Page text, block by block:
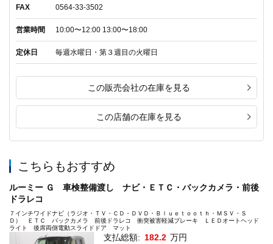
FAX 0564-33-3502
営業時間 10:00〜12:00 13:00〜18:00
定休日 毎週水曜日・第３週目の火曜日
この販売会社の在庫を見る
この店舗の在庫を見る
こちらもおすすめ
ルーミー Ｇ 車検整備渡し ナビ・ＥＴＣ・バックカメラ・前後
ドラレコ
７インチワイドナビ（ラジオ・ＴＶ・ＣＤ・ＤＶＤ・Ｂｌｕｅｔｏｏｔｈ・ＭＳＶ・Ｓ
Ｄ） ＥＴＣ バックカメラ 前後ドラレコ 衝突被害軽減ブレーキ ＬＥＤオートヘッド
ライト 後席両側電動スライドドア マット
支払総額: 182.2 万円